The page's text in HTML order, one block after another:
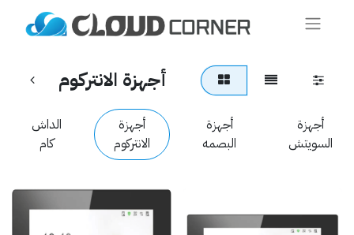
أجهزة الانتركوم
الداش
كام
أجهزة
الانتركوم
أجهزة
البصمه
أجهزة
السويتش